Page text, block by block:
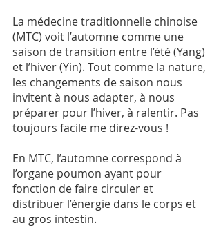
La médecine traditionnelle chinoise
(MTC) voit l’automne comme une
saison de transition entre l’été (Yang)
et l’hiver (Yin). Tout comme la nature,
les changements de saison nous
invitent à nous adapter, à nous
préparer pour l’hiver, à ralentir. Pas
toujours facile me direz-vous !
En MTC, l’automne correspond à
l’organe poumon ayant pour
fonction de faire circuler et
distribuer l’énergie dans le corps et
au gros intestin.